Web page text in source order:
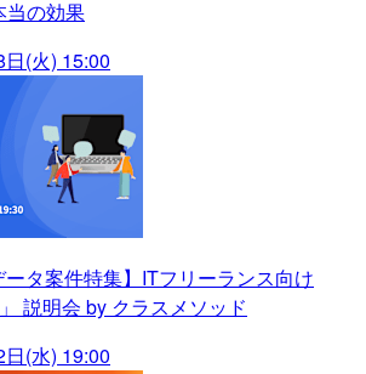
当の効果
(火) 15:00
ータ案件特集】ITフリーランス向け
説明会 by クラスメソッド
(水) 19:00